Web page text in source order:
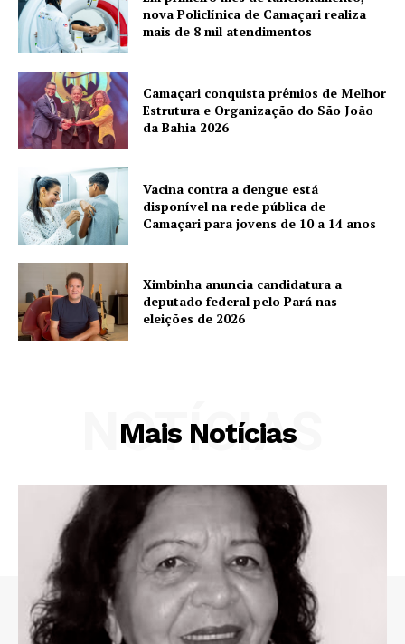
nova Policlínica de Camaçari realiza
mais de 8 mil atendimentos
Camaçari conquista prêmios de Melhor
Estrutura e Organização do São João
da Bahia 2026
Vacina contra a dengue está
disponível na rede pública de
Camaçari para jovens de 10 a 14 anos
Ximbinha anuncia candidatura a
deputado federal pelo Pará nas
eleições de 2026
Mais Notícias
NOTÍCIAS